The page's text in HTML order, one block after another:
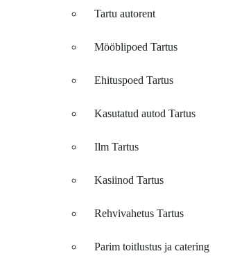
Tartu autorent
Mööblipoed Tartus
Ehituspoed Tartus
Kasutatud autod Tartus
Ilm Tartus
Kasiinod Tartus
Rehvivahetus Tartus
Parim toitlustus ja catering